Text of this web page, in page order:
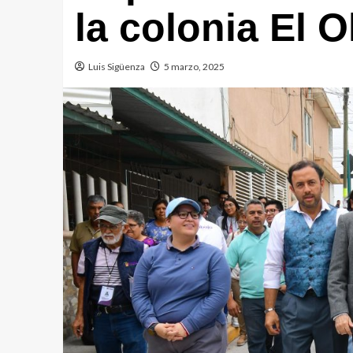
la colonia El
Luis Sigüenza 5 marzo, 2025